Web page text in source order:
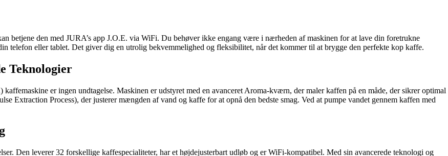
betjene den med JURA’s app J.O.E. via WiFi. Du behøver ikke engang være i nærheden af maskinen for at lave din foretrukne
telefon eller tablet. Det giver dig en utrolig bekvemmelighed og fleksibilitet, når det kommer til at brygge den perfekte kop kaffe.
Teknologier
er ingen undtagelse. Maskinen er udstyret med en avanceret Aroma-kværn, der maler kaffen på en måde, der sikrer optimal
Extraction Process), der justerer mængden af vand og kaffe for at opnå den bedste smag. Ved at pumpe vandet gennem kaffen med
Den leverer 32 forskellige kaffespecialiteter, har et højdejusterbart udløb og er WiFi-kompatibel. Med sin avancerede teknologi og